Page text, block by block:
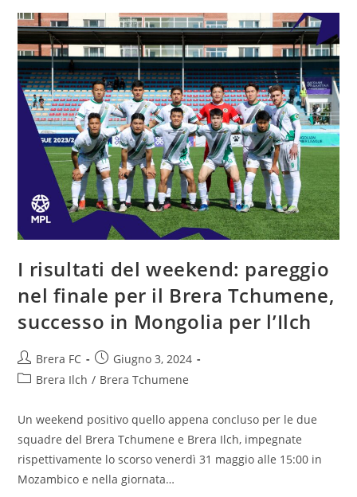
I risultati del weekend: pareggio
nel finale per il Brera Tchumene,
successo in Mongolia per l’Ilch
Brera FC
Giugno 3, 2024
Brera Ilch / Brera Tchumene
Un weekend positivo quello appena concluso per le due
squadre del Brera Tchumene e Brera Ilch, impegnate
rispettivamente lo scorso venerdì 31 maggio alle 15:00 in
Mozambico e nella giornata…